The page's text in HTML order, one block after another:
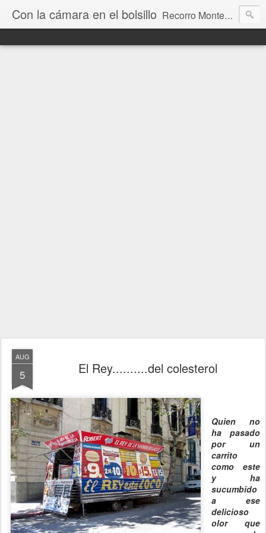
Con la cámara en el bolsillo Recorro Montevideo y el mundo. Fotos e historias de aquí y allá.
AUG
5 El Rey..........del colesterol
Quien no
ha pasado
por un
carrito
como este
y ha
sucumbido
a ese
delicioso
olor que